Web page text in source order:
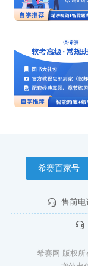
希赛百家号
售前电
希赛网 版权